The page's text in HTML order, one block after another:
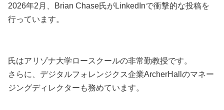
2026年2月、Brian Chase氏がLinkedInで衝撃的な投稿を
行っています。
氏はアリゾナ大学ロースクールの非常勤教授です。
さらに、デジタルフォレンジクス企業ArcherHallのマネー
ジングディレクターも務めています。